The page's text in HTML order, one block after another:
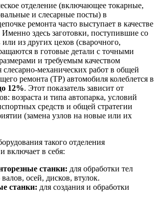
отделение (включающее токарные,
и слесарные посты) в
ремонта часто выступает в качестве
здесь заготовки, поступившие со
или из других цехов (сварочного,
в готовые детали с точными
и требуемым качеством
механических работ в общей
ремонта (ТР) автомобиля колеблется в
12%. Этот показатель зависит от
возраста и типа автопарка, условий
средств и общей стратегии
(замена узлов на новые или их
такого отделения
включает в себя:
станки: для обработки тел
осей, дисков, втулок.
станки: для создания и обработки